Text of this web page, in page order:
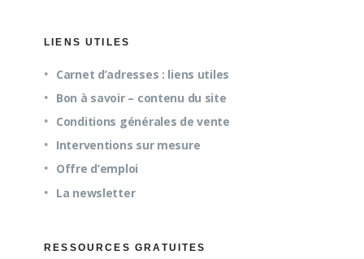
LIENS UTILES
Carnet d’adresses : liens utiles
Bon à savoir – contenu du site
Conditions générales de vente
Interventions sur mesure
Offre d’emploi
La newsletter
RESSOURCES GRATUITES